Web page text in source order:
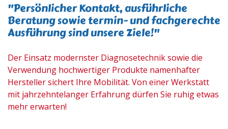
"Persönlicher Kontakt, ausführliche
Beratung sowie termin- und fachgerechte
Ausführung sind unsere Ziele!"
Der Einsatz modernster Diagnosetechnik sowie die
Verwendung hochwertiger Produkte namenhafter
Hersteller sichert Ihre Mobilität. Von einer Werkstatt
mit jahrzehntelanger Erfahrung dürfen Sie ruhig etwas
mehr erwarten!